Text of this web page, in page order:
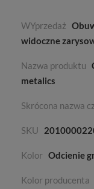
WYprzedaż
widoczne
Nazwa produktu
metalics
Skrócona nazwa
SKU
Kolor Odcienie
Kolor producenta